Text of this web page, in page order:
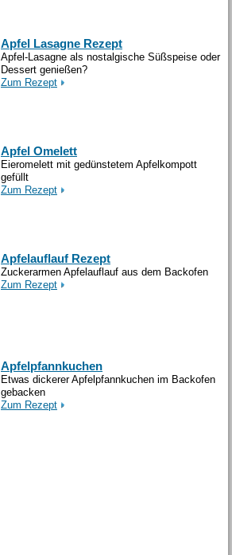
Apfel Lasagne Rezept
Apfel-Lasagne als nostalgische Süßspeise oder
Dessert genießen?
Zum Rezept
Apfel Omelett
Eieromelett mit gedünstetem Apfelkompott
gefüllt
Zum Rezept
Apfelauflauf Rezept
Zuckerarmen Apfelauflauf aus dem Backofen
Zum Rezept
Apfelpfannkuchen
Etwas dickerer Apfelpfannkuchen im Backofen
gebacken
Zum Rezept